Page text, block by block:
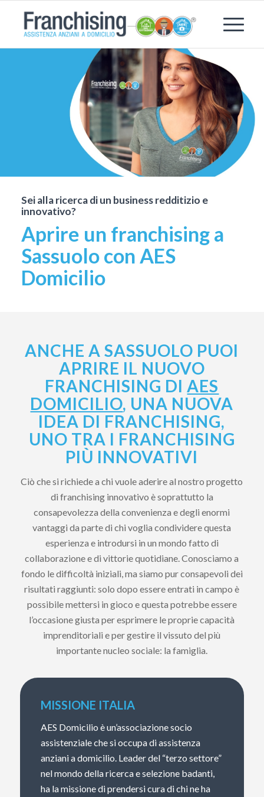
Sei alla ricerca di un business redditizio e
innovativo?
Aprire un franchising a
Sassuolo con AES
Domicilio
ANCHE A SASSUOLO PUOI
APRIRE IL NUOVO
FRANCHISING DIAES
DOMICILIO, UNA NUOVA
IDEA DI FRANCHISING,
UNO TRA I FRANCHISING
PIÙ INNOVATIVI
Ciò che si richiede a chi vuole aderire al nostro progetto
di franchising innovativo è soprattutto la
consapevolezza della convenienza e degli enormi
vantaggi da parte di chi voglia condividere questa
esperienza e introdursi in un mondo fatto di
collaborazione e di vittorie quotidiane. Conosciamo a
fondo le difficoltà iniziali, ma siamo pur consapevoli dei
risultati raggiunti: solo dopo essere entrati in campo è
possibile mettersi in gioco e questa potrebbe essere
l’occasione giusta per esprimere le proprie capacità
imprenditoriali e per gestire il vissuto del più
importante nucleo sociale: la famiglia.
MISSIONE ITALIA
AES Domicilio è un’associazione socio
assistenziale che si occupa di assistenza
anziani a domicilio. Leader del “terzo settore”
nel mondo della ricerca e selezione badanti,
ha la missione di prendersi cura di chi ne ha